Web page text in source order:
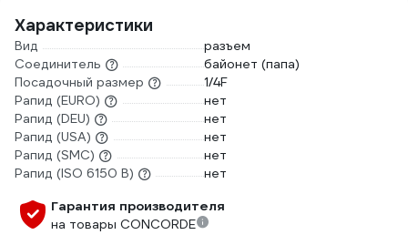
Характеристики
Вид
разъем
Соединитель
байонет (папа)
Посадочный размер
1/4F
Рапид (EURO)
нет
Рапид (DEU)
нет
Рапид (USA)
нет
Рапид (SMC)
нет
Рапид (ISO 6150 B)
нет
Гарантия производителя
на товары CONCORDE